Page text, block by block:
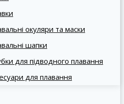
окуляри та маски
шапки
для підводного плавання
для плавання